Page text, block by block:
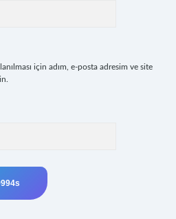
için adım, e-posta adresim ve site